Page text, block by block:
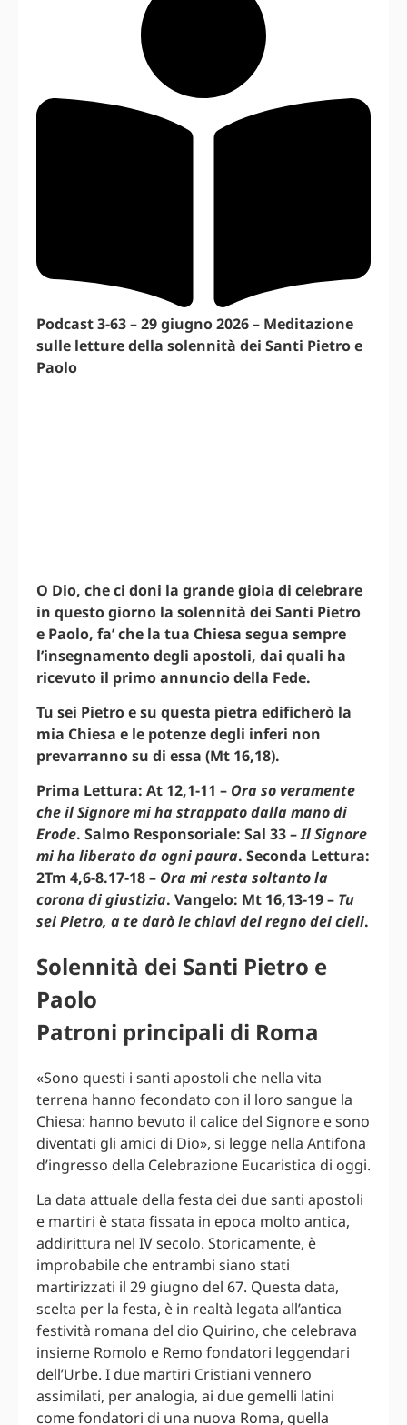
Podcast 3-63 – 29 giugno 2026 – Meditazione
sulle letture della solennità dei Santi Pietro e
Paolo
O Dio, che ci doni la grande gioia di celebrare
in questo giorno la solennità dei Santi Pietro
e Paolo, fa’ che la tua Chiesa segua sempre
l’insegnamento degli apostoli, dai quali ha
ricevuto il primo annuncio della Fede.
Tu sei Pietro e su questa pietra edificherò la
mia Chiesa e le potenze degli inferi non
prevarranno su di essa (Mt 16,18).
Prima Lettura: At 12,1-11 – Ora so veramente
che il Signore mi ha strappato dalla mano di
Erode. Salmo Responsoriale: Sal 33 –Il Signore
mi ha liberato da ogni paura. Seconda Lettura:
2Tm 4,6-8.17-18 – Ora mi resta soltanto la
corona di giustizia. Vangelo: Mt 16,13-19 – Tu
sei Pietro, a te darò le chiavi del regno dei cieli.
Solennità dei Santi Pietro e
Paolo
Patroni principali di Roma
«Sono questi i santi apostoli che nella vita
terrena hanno fecondato con il loro sangue la
Chiesa: hanno bevuto il calice del Signore e sono
diventati gli amici di Dio», si legge nella Antifona
d’ingresso della Celebrazione Eucaristica di oggi.
La data attuale della festa dei due santi apostoli
e martiri è stata fissata in epoca molto antica,
addirittura nel IV secolo. Storicamente, è
improbabile che entrambi siano stati
martirizzati il 29 giugno del 67. Questa data,
scelta per la festa, è in realtà legata all’antica
festività romana del dio Quirino, che celebrava
insieme Romolo e Remo fondatori leggendari
dell’Urbe. I due martiri Cristiani vennero
assimilati, per analogia, ai due gemelli latini
come fondatori di una nuova Roma, quella